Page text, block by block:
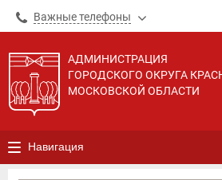
Важные телефоны
АДМИНИСТРАЦИЯ
ГОРОДСКОГО ОКРУГА
МОСКОВСКОЙ ОБЛАСТИ
Навигация